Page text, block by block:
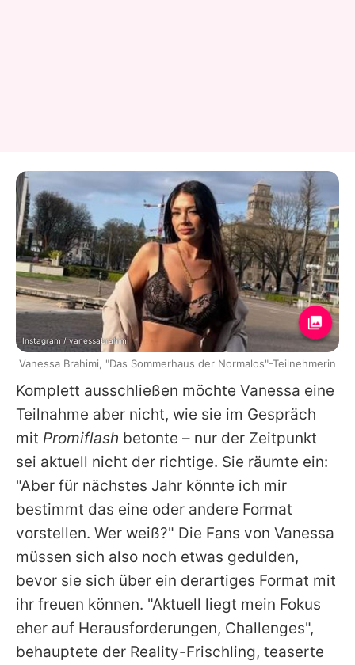
Komplett ausschließen möchte Vanessa eine
Teilnahme aber nicht, wie sie im Gespräch
mit Promiflash betonte – nur der Zeitpunkt
sei aktuell nicht der richtige. Sie räumte ein:
"Aber für nächstes Jahr könnte ich mir
bestimmt das eine oder andere Format
vorstellen. Wer weiß?" Die Fans von Vanessa
müssen sich also noch etwas gedulden,
bevor sie sich über ein derartiges Format mit
ihr freuen können. "Aktuell liegt mein Fokus
eher auf Herausforderungen, Challenges",
behauptete der Reality-Frischling, teaserte
Instagram / vanessabrahimi
Vanessa Brahimi, "Das Sommerhaus der Normalos"-Teilnehmerin